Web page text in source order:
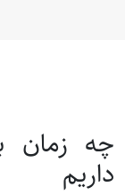
چه زمان
داریم